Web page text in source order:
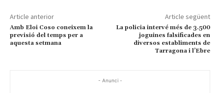
Article anterior
Amb Eloi Coso coneixem la
previsió del temps per a
aquesta setmana
Article següent
La policia intervé més de 3.500
joguines falsificades en
diversos establiments de
Tarragona i l’Ebre
- Anunci -